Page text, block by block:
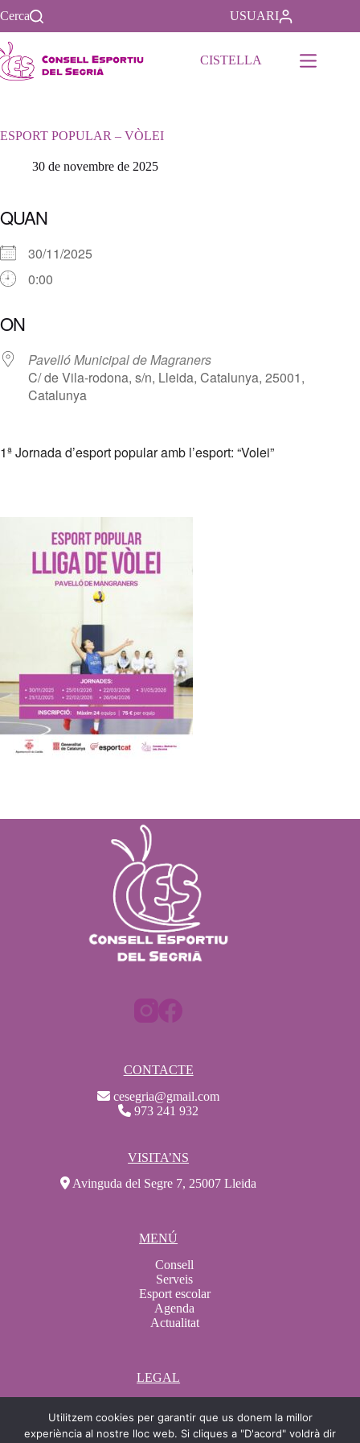
al
contenido
Cerca USUARI
CISTELLA
ESPORT POPULAR – VÒLEI
30 de novembre de 2025
QUAN
30/11/2025
0:00
ON
Pavelló Municipal de Magraners
C/ de Vila-rodona, s/n, Lleida, Catalunya, 25001,
Catalunya
1ª Jornada d’esport popular amb l’esport: “Volei”
CONTACTE
cesegria@gmail.com
973 241 932
VISITA’NS
Avinguda del Segre 7, 25007 Lleida
MENÚ
Consell
Serveis
Esport escolar
Agenda
Actualitat
LEGAL
Condicions de compra
Condicions de contractació
Utilitzem cookies per garantir que us donem la millor
experiència al nostre lloc web. Si cliques a "D'acord" voldrà dir